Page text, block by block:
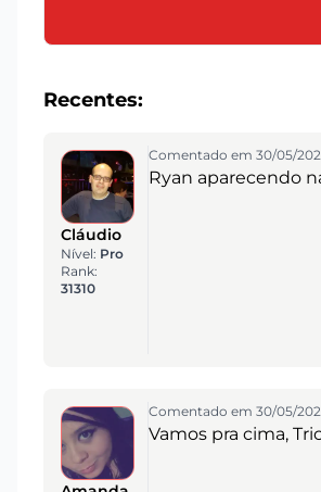
Recentes:
Cláudio
Nível: Pro
Rank:
31310
Comentado em 30/05/
Ryan aparecendo
Comentado em 30/05/
Vamos pra cima,